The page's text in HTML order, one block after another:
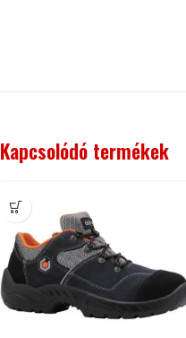
Kapcsolódó termékek